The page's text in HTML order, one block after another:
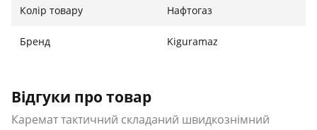
Колір товару Нафтогаз
Бренд Kiguramaz
Відгуки про товар
Каремат тактичний складаний швидкознімний